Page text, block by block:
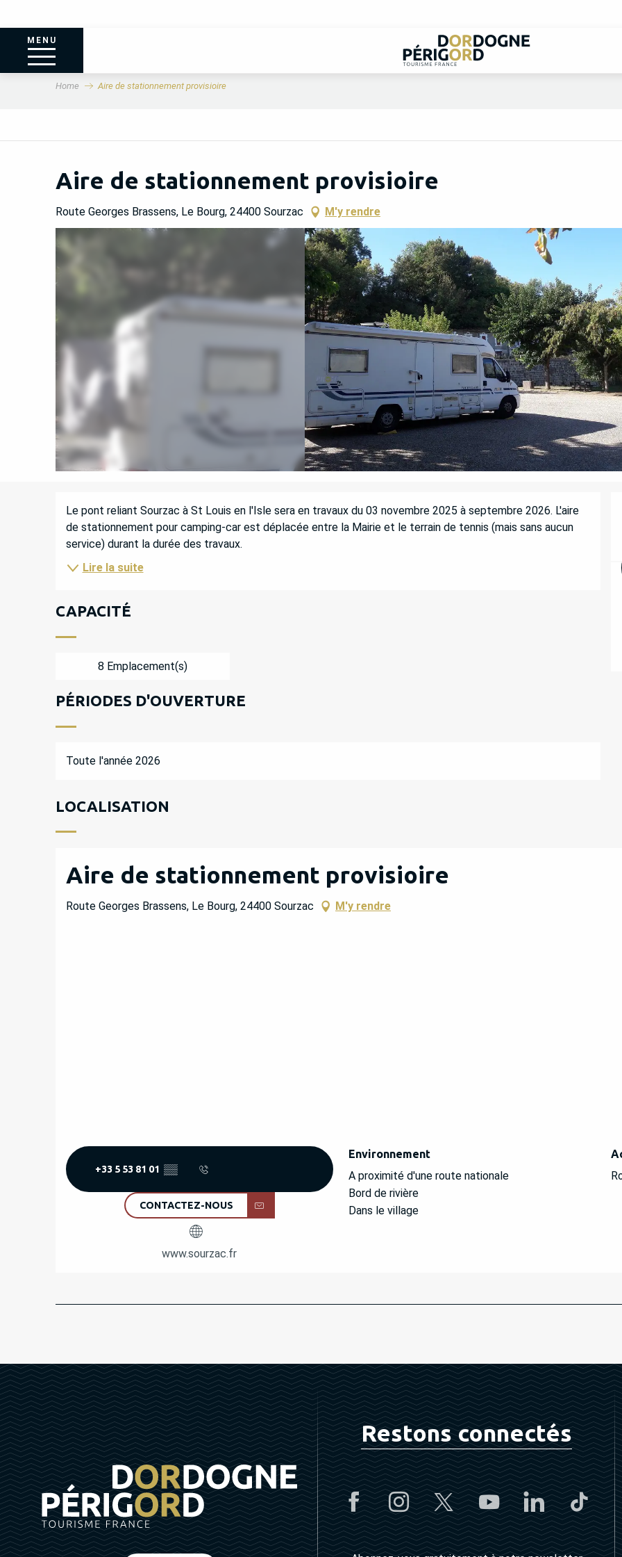
MENU
Home Aire de stationnement provisioire
Aire de stationnement provisioire
Route Georges Brassens, Le Bourg, 24400 Sourzac M'y rendre
DESCRIPTION
Le pont reliant Sourzac à St Louis en l'Isle sera en travaux du 03 novembre 2025 à septembre 2026. L'aire
de stationnement pour camping-car est déplacée entre la Mairie et le terrain de tennis (mais sans aucun
service) durant la durée des travaux.
Lire la suite
CAPACITÉ
8 Emplacement(s)
PÉRIODES D'OUVERTURE
Toute l'année 2026
LOCALISATION
Aire de stationnement provisioire
Route Georges Brassens, Le Bourg, 24400 Sourzac M'y rendre
+33 5 53 81 01 ▒▒
CONTACTEZ-NOUS
www.sourzac.fr
Environnement
Environnement
A proximité d'une route nationale
Bord de rivière
Dans le village
Restons connectés